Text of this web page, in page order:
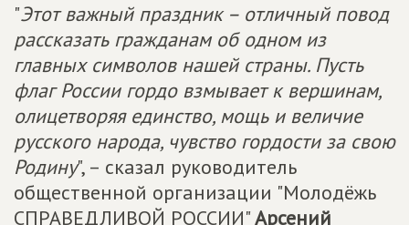
"Этот важный праздник – отличный повод
рассказать гражданам об одном из
главных символов нашей страны. Пусть
флаг России гордо взмывает к вершинам,
олицетворяя единство, мощь и величие
русского народа, чувство гордости за свою
Родину", – сказал руководитель
общественной организации "Молодёжь
СПРАВЕДЛИВОЙ РОССИИ"Арсений